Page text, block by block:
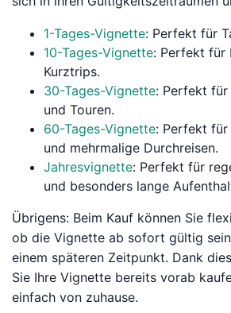
1-Tages-Vignette: Perfekt für
10-Tages-Vignette: Perfekt für
Kurztrips.
30-Tages-Vignette: Perfekt für
und Touren.
60-Tages-Vignette: Perfekt für
und mehrmalige Durchreisen.
Jahresvignette: Perfekt für
und besonders lange
Übrigens: Beim Kauf können Sie
ob die Vignette ab sofort gültig
einem späteren Zeitpunkt. Dank
Sie Ihre Vignette bereits vorab
einfach von zuhause.